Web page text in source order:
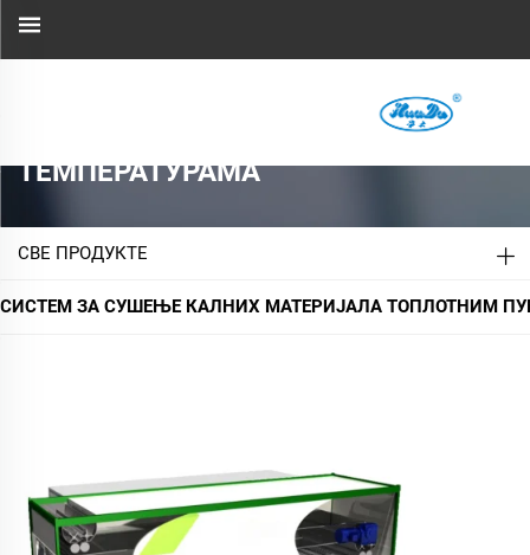
СИСТЕМ ЗА СУШЕЊЕ КАЛНИХ
МАТЕРИЈАЛА ТОПЛОТНИМ
ТЕМПЕРАТУРАМА
СВЕ ПРОДУКТЕ
СИСТЕМ ЗА СУШЕЊЕ КАЛНИХ МАТЕРИЈАЛА ТОПЛОТНИМ